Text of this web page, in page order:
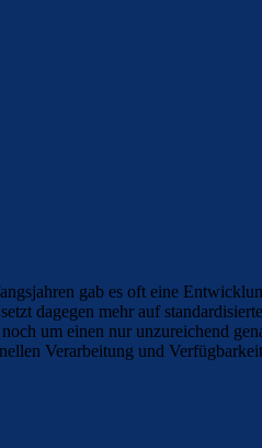
gab es oft eine
dagegen mehr auf
um einen nur unzureichend
Verarbeitung und